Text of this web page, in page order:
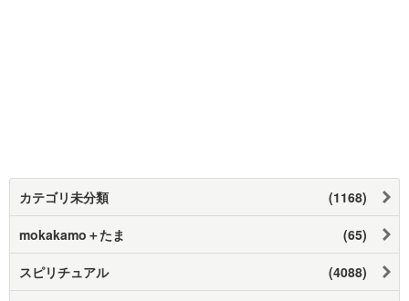
カテゴリ未分類 (1168)
mokakamo＋たま (65)
スピリチュアル (4088)